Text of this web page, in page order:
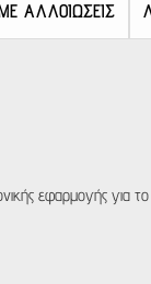
ΑΛΛΟΙΩΣΕΙΣ
εφαρμογής για